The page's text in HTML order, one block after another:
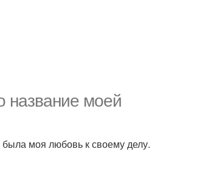
название моей
моя любовь к своему делу.